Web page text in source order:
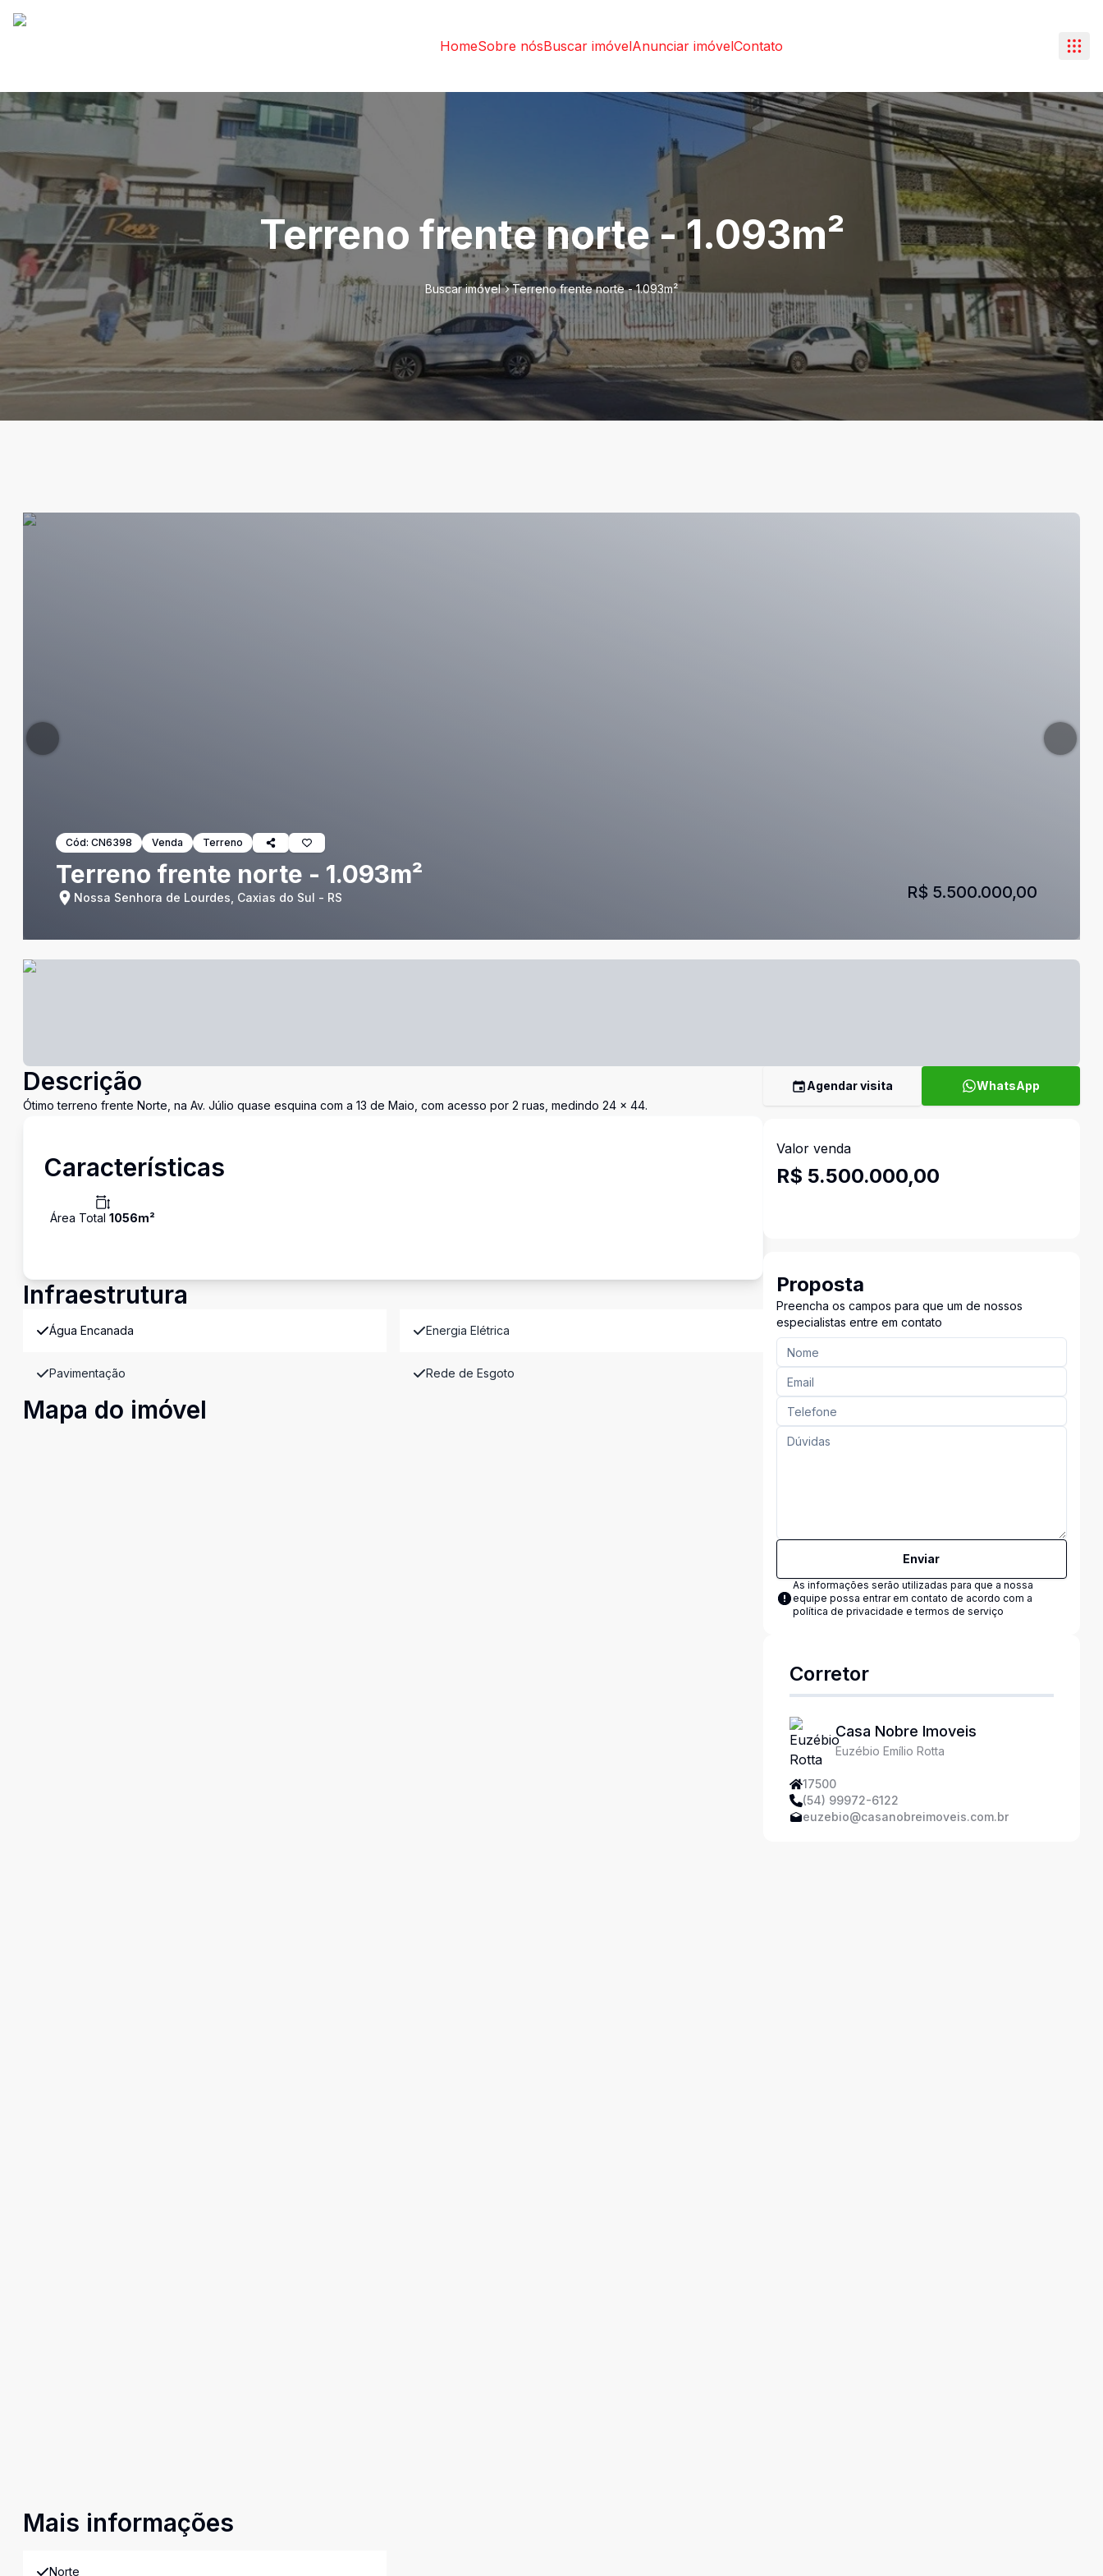
HomeSobre nósBuscar imóvelAnunciar imóvelContato
Terreno frente norte - 1.093m²
Buscar imóvel Terreno frente norte - 1.093m²
Cód: CN6398 Venda Terreno
Terreno frente norte - 1.093m²
Nossa Senhora de Lourdes, Caxias do Sul - RS R$ 5.500.000,00
Descrição
Ótimo terreno frente Norte, na Av. Júlio quase esquina com a 13 de Maio, com acesso por 2 ruas, medindo 24 x 44.
Características
Área Total 1056m²
Infraestrutura
Água Encanada Energia Elétrica
Pavimentação Rede de Esgoto
Mapa do imóvel
Mais informações
Norte
Agendar visita WhatsApp
Valor venda
R$ 5.500.000,00
Proposta
Preencha os campos para que um de nossos
especialistas entre em contato
Enviar
As informações serão utilizadas para que a nossa
equipe possa entrar em contato de acordo com a
política de privacidade e termos de serviço
Corretor
Casa Nobre Imoveis
Euzébio Emílio Rotta
17500
(54) 99972-6122
euzebio@casanobreimoveis.com.br